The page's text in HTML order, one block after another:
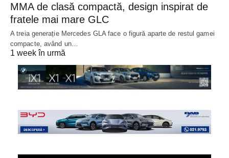
MMA de clasă compactă, design inspirat de
fratele mai mare GLC
A treia generație Mercedes GLA face o figură aparte de restul gamei
compacte, având un…
1 week în urmă